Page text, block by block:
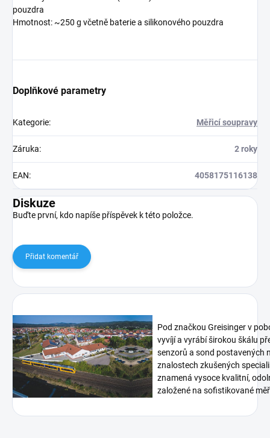
pouzdra
Hmotnost: ~250 g včetně baterie a silikonového pouzdra
Doplňkové parametry
Kategorie: Měřicí soupravy
Záruka: 2 roky
EAN: 4058175116138
Diskuze
Buďte první, kdo napíše příspěvek k této položce.
Přidat komentář
Pod značkou Greisinger v
vyvíjí a vyrábí širokou škálu
senzorů a sond postavených
znalostech zkušených
znamená vysoce kvalitní,
založené na sofistikované